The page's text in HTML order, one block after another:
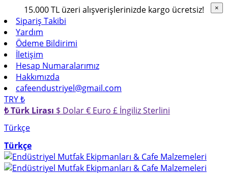
15.000 TL üzeri alışverişlerinizde kargo ücretsiz!
Sipariş Takibi
Yardım
Ödeme Bildirimi
İletişim
Hesap Numaralarımız
Hakkımızda
cafeendustriyel@gmail.com
TRY ₺
₺ Türk Lirası $ Dolar€ Euro £ İngiliz Sterlini
Türkçe
Türkçe
×
×